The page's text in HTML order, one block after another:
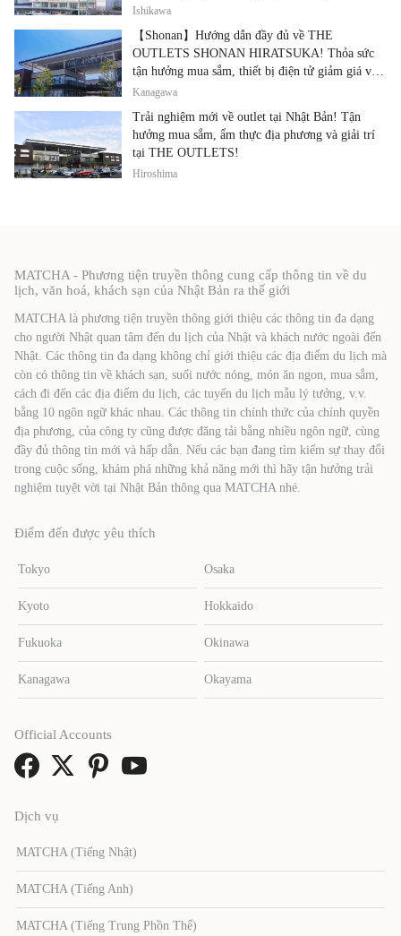
thực địa phương
Ishikawa
【Shonan】Hướng dẫn đầy đủ về THE
OUTLETS SHONAN HIRATSUKA! Thỏa sức
tận hưởng mua sắm, thiết bị điện tử giảm giá và
ẩm thực địa phương tại cùng một địa điểm!
Kanagawa
Trải nghiệm mới về outlet tại Nhật Bản! Tận
hưởng mua sắm, ẩm thực địa phương và giải trí
tại THE OUTLETS!
Hiroshima
MATCHA - Phương tiện truyền thông cung cấp thông tin về du
lịch, văn hoá, khách sạn của Nhật Bản ra thế giới
MATCHA là phương tiện truyền thông giới thiệu các thông tin đa dạng
cho người Nhật quan tâm đến du lịch của Nhật và khách nước ngoài đến
Nhật. Các thông tin đa dạng không chỉ giới thiệu các địa điểm du lịch mà
còn có thông tin về khách sạn, suối nước nóng, món ăn ngon, mua sắm,
cách đi đến các địa điểm du lịch, các tuyến du lịch mẫu lý tưởng, v.v.
bằng 10 ngôn ngữ khác nhau. Các thông tin chính thức của chính quyền
địa phương, của công ty cũng được đăng tải bằng nhiều ngôn ngữ, cùng
đầy đủ thông tin mới và hấp dẫn. Nếu các bạn đang tìm kiếm sự thay đổi
trong cuộc sống, khám phá những khả năng mới thì hãy tận hưởng trải
nghiệm tuyệt vời tại Nhật Bản thông qua MATCHA nhé.
Điểm đến được yêu thích
Tokyo Osaka
Kyoto Hokkaido
Fukuoka Okinawa
Kanagawa Okayama
Dịch vụ
MATCHA (Tiếng Nhật)
MATCHA (Tiếng Anh)
MATCHA (Tiếng Trung Phồn Thể)
Official Accounts